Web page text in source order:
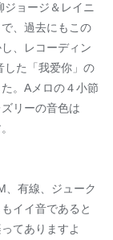
ジョージ＆レイニ
、過去にもこの
、レコーディン
した「我爱你」の
。Aメロの４小節
リーの音色は
、有線、ジューク
イイ音であると
てありますよ